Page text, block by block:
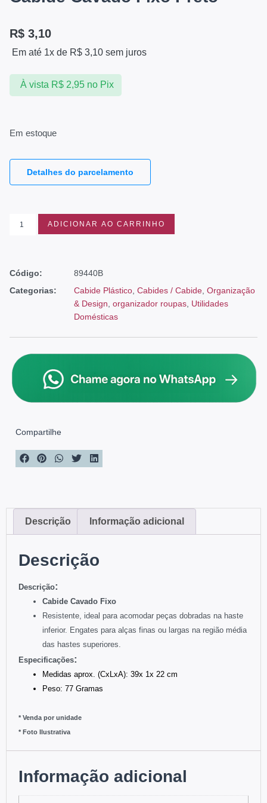
R$ 3,10
Em até 1x de R$ 3,10 sem juros
À vista R$2,95 no Pix
Em estoque
Detalhes do parcelamento
ADICIONAR AO CARRINHO
Código:
89440B
Categorias:
Cabide Plástico Cabides / Cabide Organização
& Design organizador roupas Utilidades
Domésticas
Compartilhe
Descrição Informação adicional
Descrição
Descrição:
Cabide Cavado Fixo
Resistente, ideal para acomodar peças dobradas na haste
inferior. Engates para alças finas ou largas na região média
das hastes superiores
Especificações:
Medidas aprox. (CxLxA): 39x 1x 22 cm
Peso: 77 Gramas
* Venda por unidade
* Foto Ilustrativa
Informação adicional